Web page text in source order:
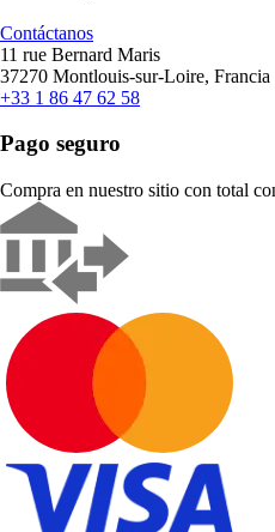
Contáctanos
11 rue Bernard Maris
37270 Montlouis-sur-Loire, Francia
+33 1 86 47 62 58
Pago seguro
Compra en nuestro sitio con total